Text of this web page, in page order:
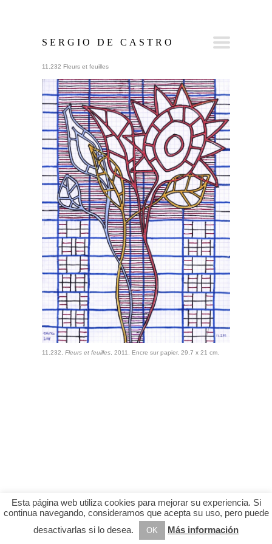
SERGIO DE CASTRO
11.232 Fleurs et feuilles
11.232, Fleurs et feuilles, 2011. Encre sur papier, 29,7 x 21 cm.
Esta página web utiliza cookies para mejorar su experiencia. Si
continua navegando, consideramos que acepta su uso, pero puede
desactivarlas si lo desea.
OK Más información